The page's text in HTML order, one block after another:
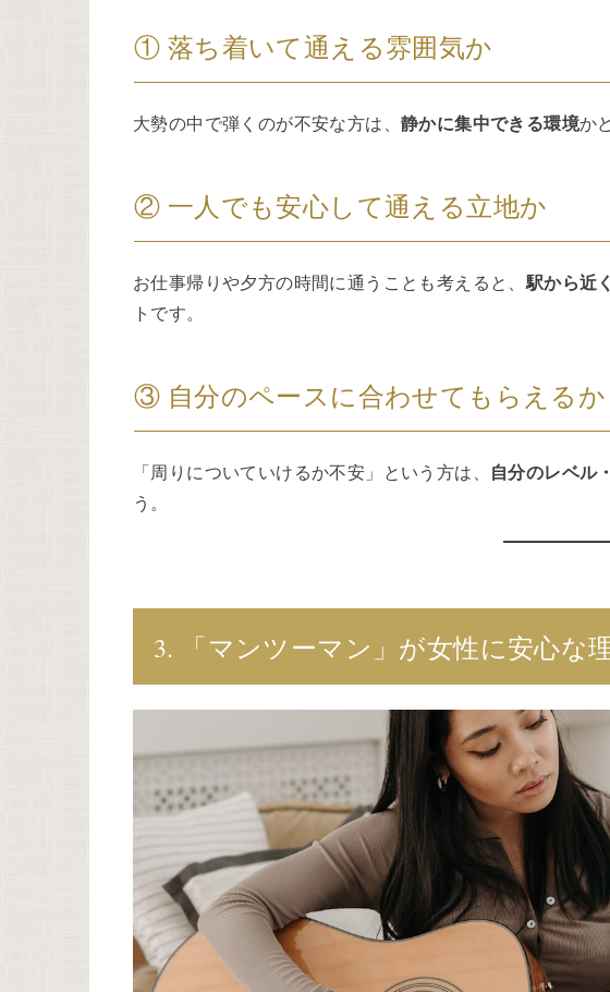
① 落ち着いて通える雰囲気か
大勢の中で弾くのが不安な方は、 静かに集中できる環境か
② 一人でも安心して通える立地か
お仕事帰りや夕方の時間に通うことも考えると、 駅から近
トです。
③ 自分のペースに合わせてもらえるか
「周りについていけるか不安」という方は、 自分のレベル
う。
3. 「マンツーマン」が女性に安心な